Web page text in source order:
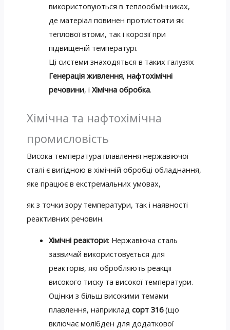
використовуються в теплообмінниках,
де матеріал повинен протистояти як
теплової втоми, так і корозії при
підвищеній температурі.
Ці системи знаходяться в таких галузях
Генерація живлення,нафтохімічні
речовини, іХімічна обробка.
Хімічна та нафтохімічна
промисловість
Висока температура плавлення нержавіючої
сталі є вигідною в хімічній обробці обладнання,
яке працює в екстремальних умовах,
як з точки зору температури, так і наявності
реактивних речовин.
Хімічні реактори: Нержавіюча сталь
зазвичай використовується для
реакторів, які обробляють реакції
високого тиску та високої температури.
Оцінки з більш високими темами
плавлення, наприкладсорт 316(що
включає молібден для додаткової